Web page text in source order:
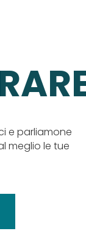
e parliamone
meglio le tue